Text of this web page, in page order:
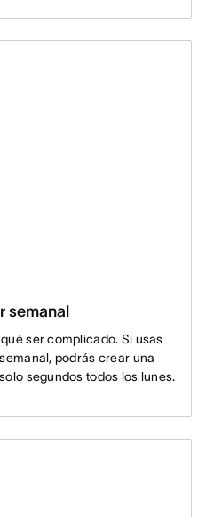
semanal
ser complicado. Si usas
podrás crear una
segundos todos los lunes.